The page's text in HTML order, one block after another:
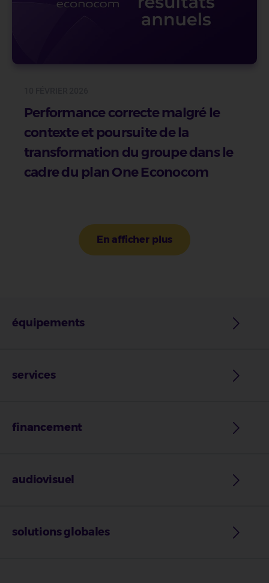
Performance correcte malgré le
contexte et poursuite de la
transformation du groupe dans le
cadre du plan One Econocom
En afficher plus
équipements
services
financement
audiovisuel
solutions globales